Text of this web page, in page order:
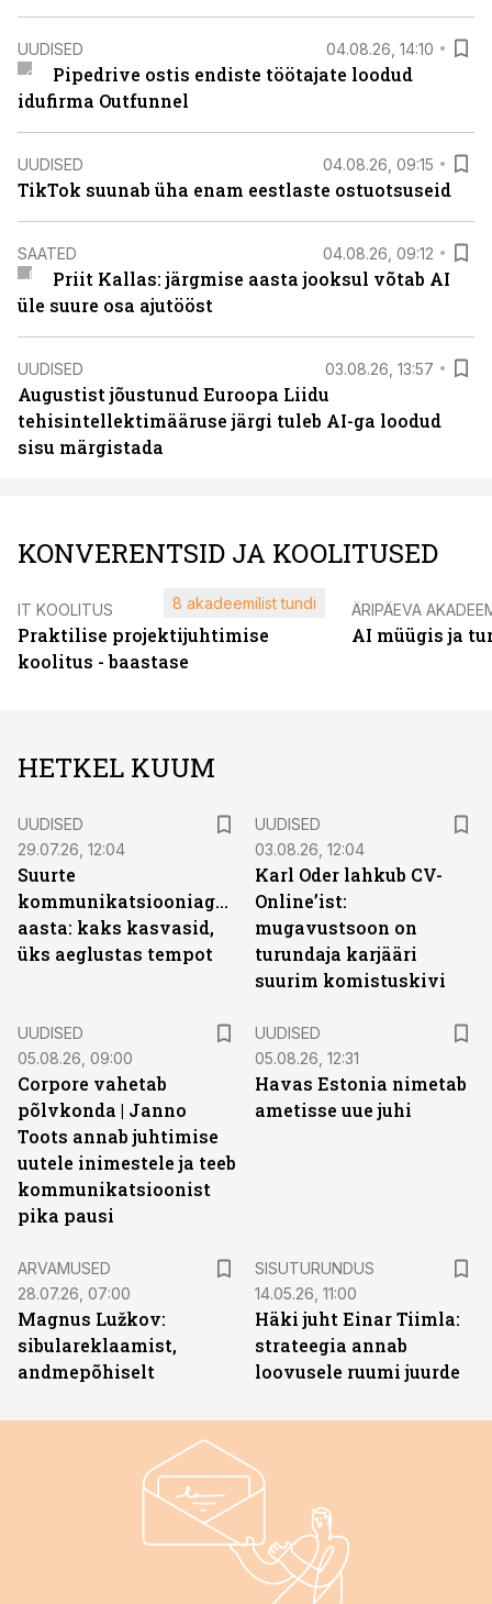
UUDISED 04.08.26, 14:10
Pipedrive ostis endiste töötajate loodud
idufirma Outfunnel
UUDISED 04.08.26, 09:15
TikTok suunab üha enam eestlaste ostuotsuseid
SAATED 04.08.26, 09:12
Priit Kallas: järgmise aasta jooksul võtab AI
üle suure osa ajutööst
UUDISED 03.08.26, 13:57
Augustist jõustunud Euroopa Liidu
tehisintellektimääruse järgi tuleb AI-ga loodud
sisu märgistada
KONVERENTSID JA KOOLITUSED
IT KOOLITUS
Praktilise projektijuhtimise
koolitus - baastase
8 akadeemilist tundi ÄRIPÄEVA
AI müügis ja
HETKEL KUUM
UUDISED
29.07.26, 12:04
Suurte
kommunikatsiooniagentuuride
aasta: kaks kasvasid,
üks aeglustas tempot
UUDISED
03.08.26, 12:04
Karl Oder lahkub CV-
Online’ist:
mugavustsoon on
turundaja karjääri
suurim komistuskivi
UUDISED
05.08.26, 09:00
Corpore vahetab
põlvkonda | Janno
Toots annab juhtimise
uutele inimestele ja teeb
kommunikatsioonist
pika pausi
UUDISED
05.08.26, 12:31
Havas Estonia nimetab
ametisse uue juhi
ARVAMUSED
28.07.26, 07:00
Magnus Lužkov:
sibulareklaamist,
andmepõhiselt
SISUTURUNDUS
14.05.26, 11:00
Häki juht Einar Tiimla:
strateegia annab
loovusele ruumi juurde